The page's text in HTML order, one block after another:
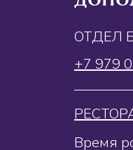
Время
+7 979
ОТДЕЛ